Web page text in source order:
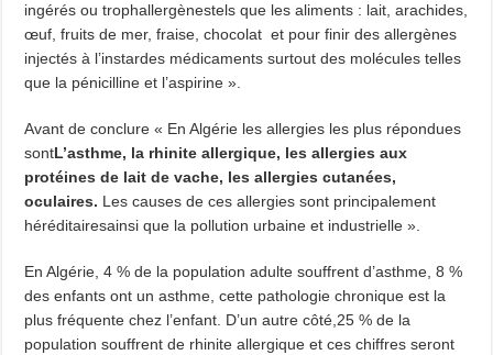
ingérés ou trophallergènestels que les aliments : lait, arachides,
œuf, fruits de mer, fraise, chocolat et pour finir des allergènes
injectés à l’instardes médicaments surtout des molécules telles
que la pénicilline et l’aspirine ».
Avant de conclure « En Algérie les allergies les plus répondues
sontL’asthme, la rhinite allergique, les allergies aux
protéines de lait de vache, les allergies cutanées,
oculaires. Les causes de ces allergies sont principalement
héréditairesainsi que la pollution urbaine et industrielle ».
En Algérie, 4 % de la population adulte souffrent d’asthme, 8 %
des enfants ont un asthme, cette pathologie chronique est la
plus fréquente chez l’enfant. D’un autre côté,25 % de la
population souffrent de rhinite allergique et ces chiffres seront